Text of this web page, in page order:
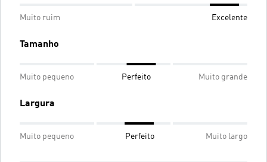
Muito ruim Excelente
Tamanho
Muito pequeno Perfeito Muito grande
Largura
Muito pequeno Perfeito Muito largo